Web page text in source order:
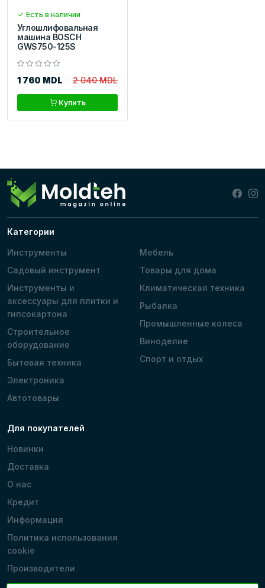
Есть в наличии
Углошлифовальная
машина BOSCH
GWS750-125S
1 760 MDL 2 040 MDL
Купить
Категории
Инструменты
Садовый инструмент
Инструменты и
аксессуары для плитки и
гипсокартона
Строительное
оборудование
Бытовая техника
Электроника
Автотовары
Мебель
Товары для дома
Климатическая техника
Рыбалка
Промышленные колеса
Виноделие
Спорт и отдых
Для покупателей
Новинки
Доставка
О нас
Кредит
Информация
Политика использования
cookie
Производители